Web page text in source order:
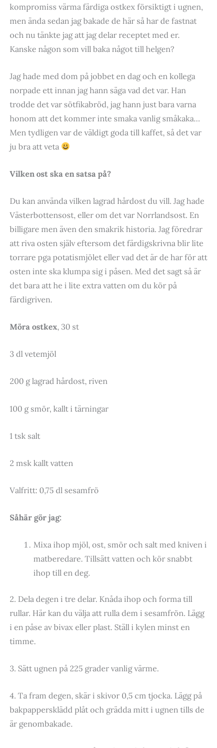
kompromiss värma färdiga ostkex försiktigt i ugnen,
men ända sedan jag bakade de här så har de fastnat
och nu tänkte jag att jag delar receptet med er.
Kanske någon som vill baka något till helgen?
Jag hade med dom på jobbet en dag och en kollega
norpade ett innan jag hann säga vad det var. Han
trodde det var sötfikabröd, jag hann just bara varna
honom att det kommer inte smaka vanlig småkaka…
Men tydligen var de väldigt goda till kaffet, så det var
ju bra att veta
Vilken ost ska en satsa på?
Du kan använda vilken lagrad hårdost du vill. Jag hade
Västerbottensost, eller om det var Norrlandsost. En
billigare men även den smakrik historia. Jag föredrar
att riva osten själv eftersom det färdigskrivna blir lite
torrare pga potatismjölet eller vad det är de har för att
osten inte ska klumpa sig i påsen. Med det sagt så är
det bara att he i lite extra vatten om du kör på
färdigriven.
Möra ostkex, 30 st
3 dl vetemjöl
200 g lagrad hårdost, riven
100 g smör, kallt i tärningar
1 tsk salt
2 msk kallt vatten
Valfritt: 0,75 dl sesamfrö
Såhär gör jag:
Mixa ihop mjöl, ost, smör och salt med kniven i
matberedare. Tillsätt vatten och kör snabbt
ihop till en deg.
2. Dela degen i tre delar. Knåda ihop och forma till
rullar. Här kan du välja att rulla dem i sesamfrön. Lägg
i en påse av bivax eller plast. Ställ i kylen minst en
timme.
3. Sätt ugnen på 225 grader vanlig värme.
4. Ta fram degen, skär i skivor 0,5 cm tjocka. Lägg på
bakpappersklädd plåt och grädda mitt i ugnen tills de
är genombakade.